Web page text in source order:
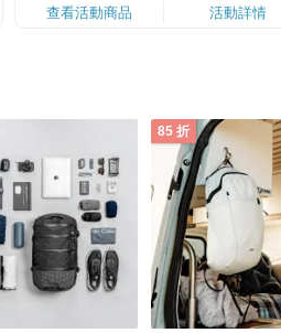
查看活動商品 活動詳情
85 折